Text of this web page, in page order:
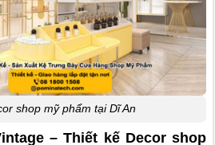
shop mỹ phẩm tại Dĩ An
– Thiết kế Decor shop